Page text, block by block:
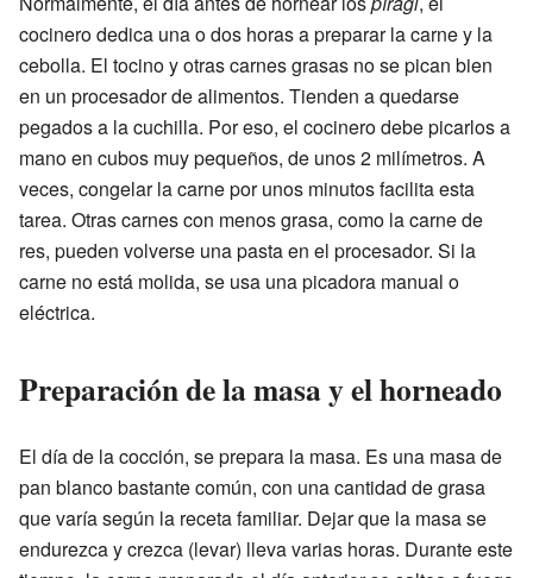
cocinero dedica una o dos horas a preparar la carne y la
cebolla. El tocino y otras carnes grasas no se pican bien
en un procesador de alimentos. Tienden a quedarse
pegados a la cuchilla. Por eso, el cocinero debe picarlos a
mano en cubos muy pequeños, de unos 2 milímetros. A
veces, congelar la carne por unos minutos facilita esta
tarea. Otras carnes con menos grasa, como la carne de
res, pueden volverse una pasta en el procesador. Si la
carne no está molida, se usa una picadora manual o
eléctrica.
Preparación de la masa y el horneado
El día de la cocción, se prepara la masa. Es una masa de
pan blanco bastante común, con una cantidad de grasa
que varía según la receta familiar. Dejar que la masa se
endurezca y crezca (levar) lleva varias horas. Durante este